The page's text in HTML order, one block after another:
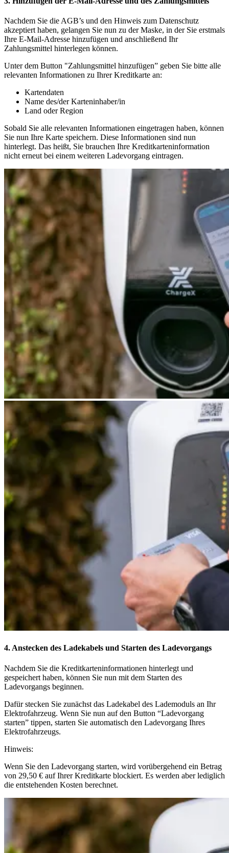
Nachdem Sie die AGB’s und den Hinweis zum Datenschutz
akzeptiert haben, gelangen Sie nun zu der Maske, in der Sie erstmals
Ihre E-Mail-Adresse hinzufügen und anschließend Ihr
Zahlungsmittel hinterlegen können.
Unter dem Button "Zahlungsmittel hinzufügen” geben Sie bitte alle
relevanten Informationen zu Ihrer Kreditkarte an:
Kartendaten
Name des/der Karteninhaber/in
Land oder Region
Sobald Sie alle relevanten Informationen eingetragen haben, können
Sie nun Ihre Karte speichern. Diese Informationen sind nun
hinterlegt. Das heißt, Sie brauchen Ihre Kreditkarteninformation
nicht erneut bei einem weiteren Ladevorgang eintragen.
4. Anstecken des Ladekabels und Starten des Ladevorgangs
Nachdem Sie die Kreditkarteninformationen hinterlegt und
gespeichert haben, können Sie nun mit dem Starten des
Ladevorgangs beginnen.
Dafür stecken Sie zunächst das Ladekabel des Lademoduls an Ihr
Elektrofahrzeug. Wenn Sie nun auf den Button “Ladevorgang
starten” tippen, starten Sie automatisch den Ladevorgang Ihres
Elektrofahrzeugs.
Hinweis:
Wenn Sie den Ladevorgang starten, wird vorübergehend ein Betrag
von 29,50 € auf Ihrer Kreditkarte blockiert. Es werden aber lediglich
die entstehenden Kosten berechnet.